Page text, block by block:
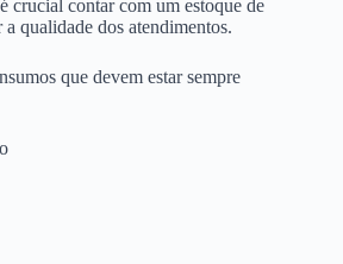
crucial contar com um estoque de
qualidade dos atendimentos.
que devem estar sempre